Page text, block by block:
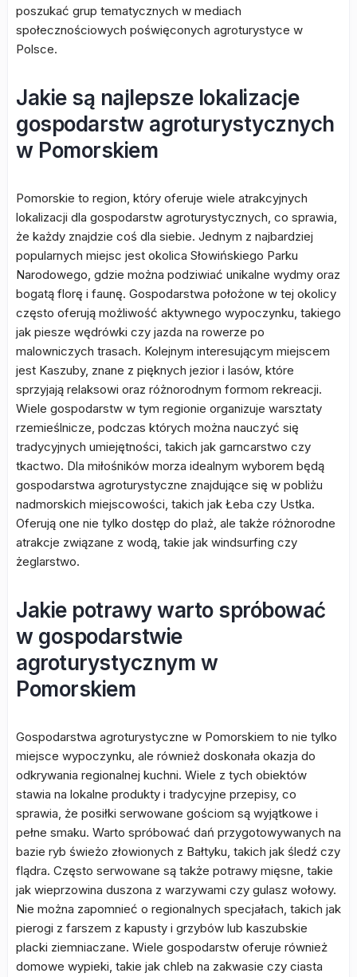
poszukać grup tematycznych w mediach
społecznościowych poświęconych agroturystyce w
Polsce.
Jakie są najlepsze lokalizacje
gospodarstw agroturystycznych
w Pomorskiem
Pomorskie to region, który oferuje wiele atrakcyjnych
lokalizacji dla gospodarstw agroturystycznych, co sprawia,
że każdy znajdzie coś dla siebie. Jednym z najbardziej
popularnych miejsc jest okolica Słowińskiego Parku
Narodowego, gdzie można podziwiać unikalne wydmy oraz
bogatą florę i faunę. Gospodarstwa położone w tej okolicy
często oferują możliwość aktywnego wypoczynku, takiego
jak piesze wędrówki czy jazda na rowerze po
malowniczych trasach. Kolejnym interesującym miejscem
jest Kaszuby, znane z pięknych jezior i lasów, które
sprzyjają relaksowi oraz różnorodnym formom rekreacji.
Wiele gospodarstw w tym regionie organizuje warsztaty
rzemieślnicze, podczas których można nauczyć się
tradycyjnych umiejętności, takich jak garncarstwo czy
tkactwo. Dla miłośników morza idealnym wyborem będą
gospodarstwa agroturystyczne znajdujące się w pobliżu
nadmorskich miejscowości, takich jak Łeba czy Ustka.
Oferują one nie tylko dostęp do plaż, ale także różnorodne
atrakcje związane z wodą, takie jak windsurfing czy
żeglarstwo.
Jakie potrawy warto spróbować
w gospodarstwie
agroturystycznym w
Pomorskiem
Gospodarstwa agroturystyczne w Pomorskiem to nie tylko
miejsce wypoczynku, ale również doskonała okazja do
odkrywania regionalnej kuchni. Wiele z tych obiektów
stawia na lokalne produkty i tradycyjne przepisy, co
sprawia, że posiłki serwowane gościom są wyjątkowe i
pełne smaku. Warto spróbować dań przygotowywanych na
bazie ryb świeżo złowionych z Bałtyku, takich jak śledź czy
flądra. Często serwowane są także potrawy mięsne, takie
jak wieprzowina duszona z warzywami czy gulasz wołowy.
Nie można zapomnieć o regionalnych specjałach, takich jak
pierogi z farszem z kapusty i grzybów lub kaszubskie
placki ziemniaczane. Wiele gospodarstw oferuje również
domowe wypieki, takie jak chleb na zakwasie czy ciasta